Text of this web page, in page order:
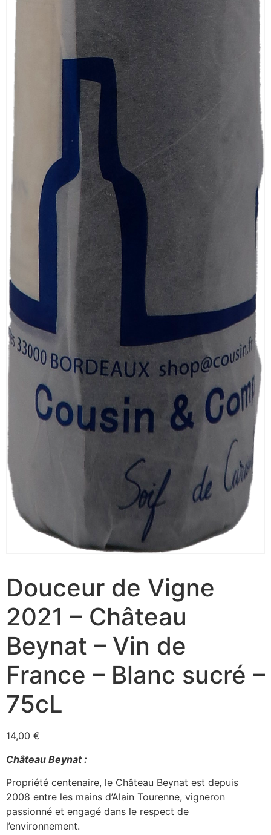
Douceur de Vigne
2021 – Château
Beynat – Vin de
France – Blanc sucré –
75cL
14,00 €
Château Beynat :
Propriété centenaire, le Château Beynat est depuis
2008 entre les mains d’Alain Tourenne, vigneron
passionné et engagé dans le respect de
l’environnement.